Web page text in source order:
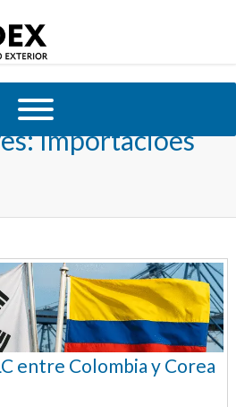
Importacioes
entre Colombia y Corea